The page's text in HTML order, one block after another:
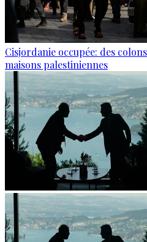
Cisjordanie occupée: des
maisons palestiniennes